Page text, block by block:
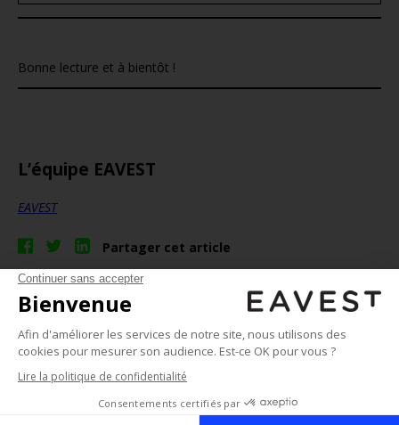
Bonne lecture et à bientôt !
L’équipe EAVEST
EAVEST
Partager cet article
contact@eavest.com |
+33 (1) 85 73 44 20
Mentions légales
(www.orias.fr)
EAVEST-PRODUITS STRUCTURÉS